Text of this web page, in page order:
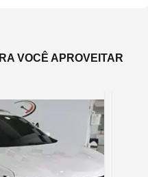
VOCÊ APROVEITAR